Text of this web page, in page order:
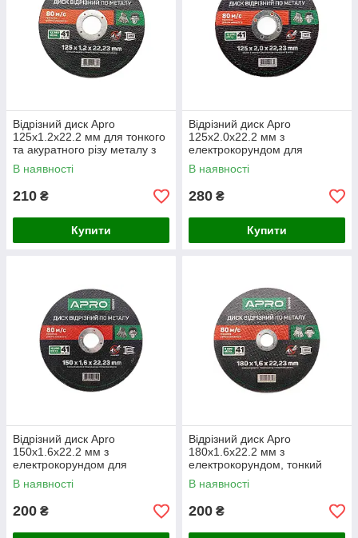
Відрізний диск Apro
125x1.2x22.2 мм для тонкого
та акуратного різу металу з
мінімальним нагрівом і
задирками
В наявності
210 ₴
Купити
Відрізний диск Apro
125x2.0x22.2 мм з
електрокорундом для
міцного та рівного різу
металу
В наявності
280 ₴
Купити
Відрізний диск Apro
150x1.6x22.2 мм з
електрокорундом для
точного різу металу
В наявності
200 ₴
Відрізний диск Apro
180x1.6x22.2 мм з
електрокорундом, тонкий
плоский профіль для металу
В наявності
200 ₴